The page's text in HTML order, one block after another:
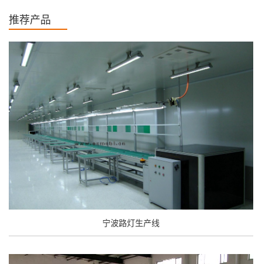
推荐产品
宁波路灯生产线